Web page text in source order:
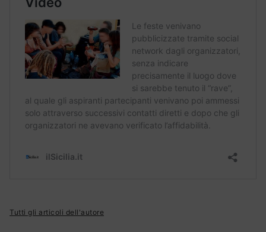
Tutti gli articoli dell'autore